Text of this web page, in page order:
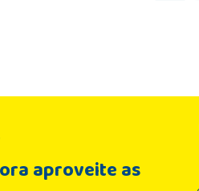
aproveite as